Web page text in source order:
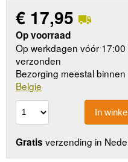
€ 17,95
Op voorraad
Op werkdagen vóór
verzonden
Bezorging meestal
Belgie
In
Gratis verzending in